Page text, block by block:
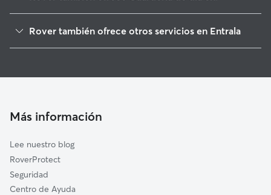
Pereruela
Arcenillas
Villaralbo
Moraleja del Vino
Madridanos
Rover también ofrece otros servicios en Entrala
Cuidadores a domicilio en Entrala
Más información
Lee nuestro blog
RoverProtect
Seguridad
Centro de Ayuda